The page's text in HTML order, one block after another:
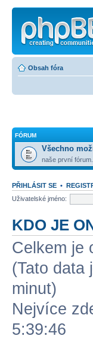
Obsah fóra
FÓRUM
Všechno
naše první
PŘIHLÁSIT SE •
Uživatelské jméno:
KDO JE
Celkem je
(Tato data
minut)
Nejvíce
5:39:46